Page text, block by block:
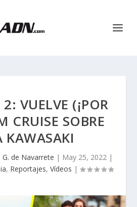
VUELVE (¡POR
CRUISE SOBRE
KAWASAKI
G. de Navarrete | May 25, 2022 |
, Reportajes, Vídeos |